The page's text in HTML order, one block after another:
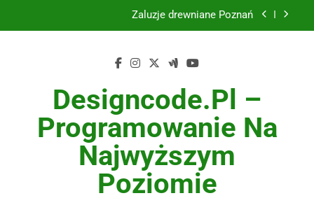
Żaluzje drewniane Poznań
Utylizacja odpadów Lublin
Żaluzje drewniane Poznań
Instalacje elektryczne Gdańsk
Designcode.pl –
Programowanie Na
Najwyższym
Poziomie